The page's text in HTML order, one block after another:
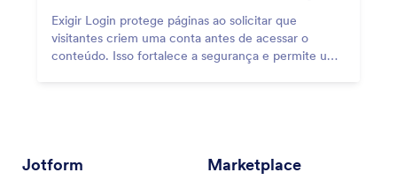
Exigir Login protege páginas ao solicitar que
visitantes criem uma conta antes de acessar o
conteúdo. Isso fortalece a segurança e permite um
Jotform Marketplace